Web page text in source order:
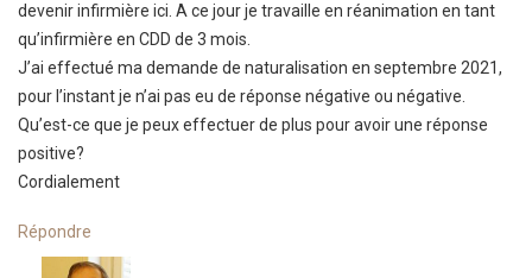
devenir infirmière ici. A ce jour je travaille en réanimation en tant
qu’infirmière en CDD de 3 mois.
J’ai effectué ma demande de naturalisation en septembre 2021,
pour l’instant je n’ai pas eu de réponse négative ou négative.
Qu’est-ce que je peux effectuer de plus pour avoir une réponse
positive?
Cordialement
Répondre